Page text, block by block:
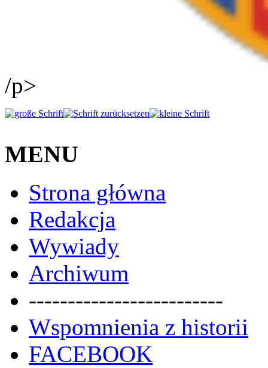
/p>
MENU
Strona główna
Redakcja
Wywiady
Archiwum
-------------------------
Wspomnienia z historii
FACEBOOK